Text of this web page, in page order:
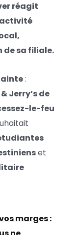
réagit
de sa filiale.
:
Jerry’s de
le-feu
et
marges :